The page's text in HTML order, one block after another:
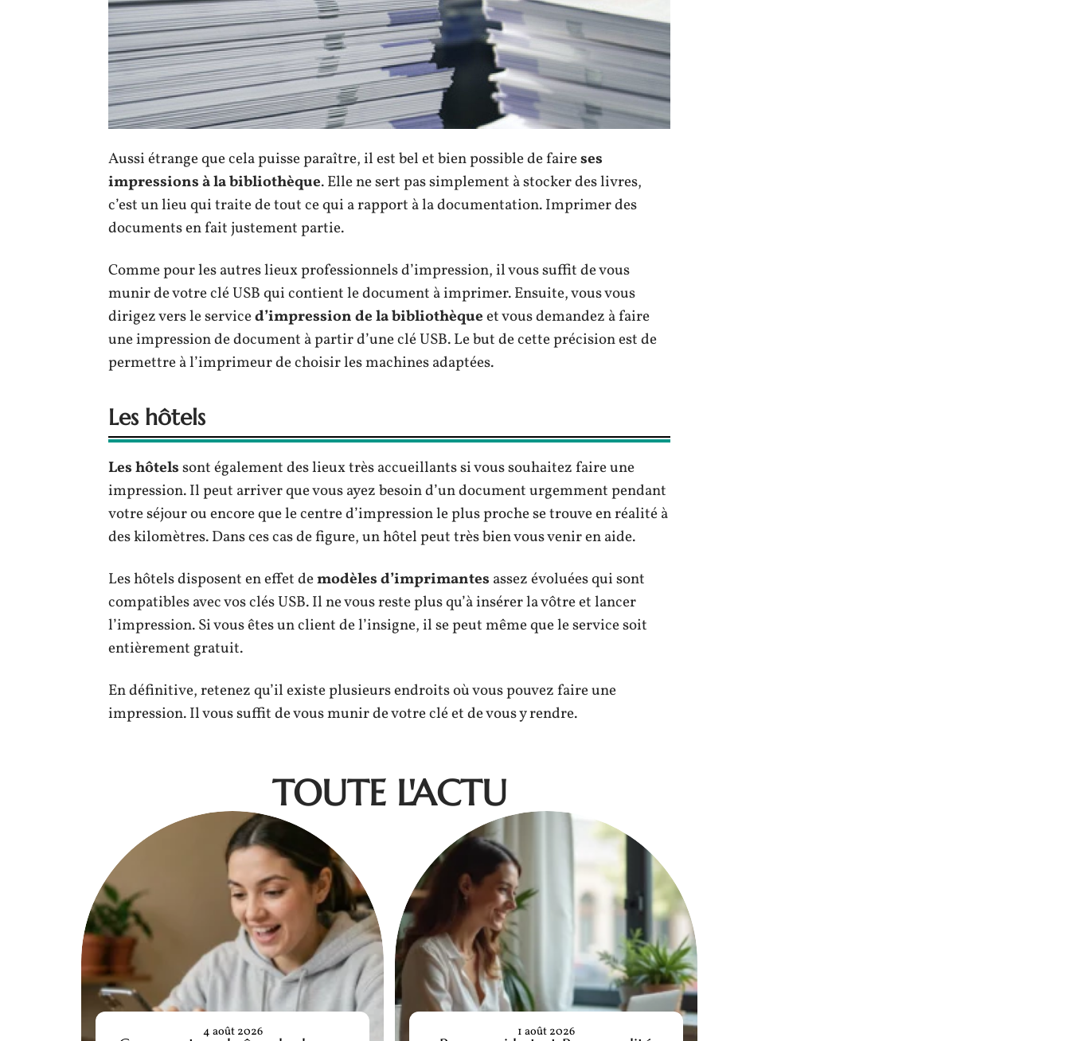
Aussi étrange que cela puisse paraître, il est bel et bien possible de faireses
impressions à la bibliothèque. Elle ne sert pas simplement à stocker des livres,
c’est un lieu qui traite de tout ce qui a rapport à la documentation. Imprimer des
documents en fait justement partie.
Comme pour les autres lieux professionnels d’impression, il vous suffit de vous
munir de votre clé USB qui contient le document à imprimer. Ensuite, vous vous
dirigez vers le serviced’impression de la bibliothèqueet vous demandez à faire
une impression de document à partir d’une clé USB. Le but de cette précision est de
permettre à l’imprimeur de choisir les machines adaptées.
Les hôtels
Les hôtelssont également des lieux très accueillants si vous souhaitez faire une
impression. Il peut arriver que vous ayez besoin d’un document urgemment pendant
votre séjour ou encore que le centre d’impression le plus proche se trouve en réalité à
des kilomètres. Dans ces cas de figure, un hôtel peut très bien vous venir en aide.
Les hôtels disposent en effet demodèles d’imprimantes assez évoluées qui sont
compatibles avec vos clés USB. Il ne vous reste plus qu’à insérer la vôtre et lancer
l’impression. Si vous êtes un client de l’insigne, il se peut même que le service soit
entièrement gratuit.
En définitive, retenez qu’il existe plusieurs endroits où vous pouvez faire une
impression. Il vous suffit de vous munir de votre clé et de vous y rendre.
TOUTE L'ACTU
4 août 2026 1 août 2026